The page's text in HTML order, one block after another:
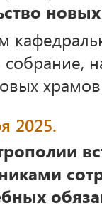
собрание,
2025.